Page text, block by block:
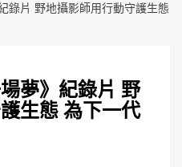
錄片 野地攝影師用行動守護生態
夢》紀錄片 野
生態 為下一代